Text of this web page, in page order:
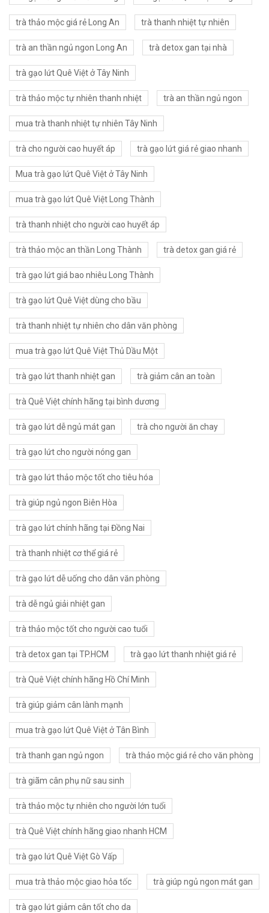
trà thảo mộc giá rẻ Long An trà thanh nhiệt tự nhiên
trà an thần ngủ ngon Long An trà detox gan tại nhà
trà gạo lứt Quê Việt ở Tây Ninh
trà thảo mộc tự nhiên thanh nhiệt trà an thần ngủ ngon
mua trà thanh nhiệt tự nhiên Tây Ninh
trà cho người cao huyết áp trà gạo lứt giá rẻ giao nhanh
Mua trà gạo lứt Quê Việt ở Tây Ninh
mua trà gạo lứt Quê Việt Long Thành
trà thanh nhiệt cho người cao huyết áp
trà thảo mộc an thần Long Thành trà detox gan giá rẻ
trà gạo lứt giá bao nhiêu Long Thành
trà gạo lứt Quê Việt dùng cho bầu
trà thanh nhiệt tự nhiên cho dân văn phòng
mua trà gạo lứt Quê Việt Thủ Dầu Một
trà gạo lứt thanh nhiệt gan trà giảm cân an toàn
trà Quê Việt chính hãng tại bình dương
trà gạo lứt dễ ngủ mát gan trà cho người ăn chay
trà gạo lứt cho người nóng gan
trà gạo lứt thảo mộc tốt cho tiêu hóa
trà giúp ngủ ngon Biên Hòa
trà gạo lứt chính hãng tại Đồng Nai
trà thanh nhiệt cơ thể giá rẻ
trà gạo lứt dễ uống cho dân văn phòng
trà dễ ngủ giải nhiệt gan
trà thảo mộc tốt cho người cao tuổi
trà detox gan tại TP.HCM trà gạo lứt thanh nhiệt giá rẻ
trà Quê Việt chính hãng Hồ Chí Minh
trà giúp giảm cân lành mạnh
mua trà gạo lứt Quê Việt ở Tân Bình
trà thanh gan ngủ ngon trà thảo mộc giá rẻ cho văn phòng
trà giãm cân phụ nữ sau sinh
trà thảo mộc tự nhiên cho người lớn tuổi
trà Quê Việt chính hãng giao nhanh HCM
trà gạo lứt Quê Việt Gò Vấp
mua trà thảo mộc giao hỏa tốc trà giúp ngủ ngon mát gan
trà gạo lứt giảm cân tốt cho da